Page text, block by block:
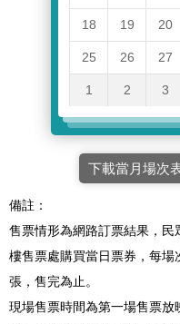
18 19 20
25 26 27
1 2 3
下載當月場次
備註：
售票情形為網路訂票結果，
樓售票處購買當日票券，每
張，售完為止。
現場售票時間為第一場售票放